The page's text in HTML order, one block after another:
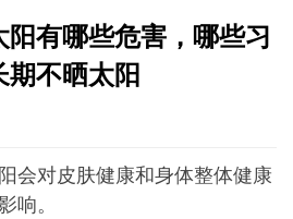
有哪些危害，哪些习
不晒太阳
对皮肤健康和身体整体健康
响。